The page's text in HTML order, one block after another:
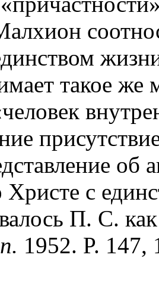
такое
об
Христе с
П. С.
1952. P.